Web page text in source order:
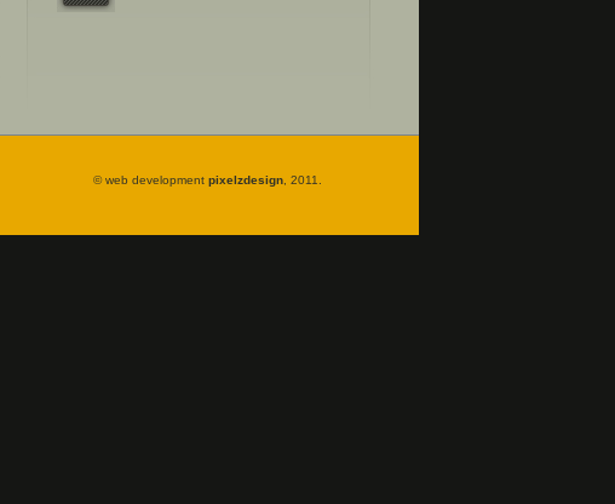
© web development pixelzdesign, 2011.